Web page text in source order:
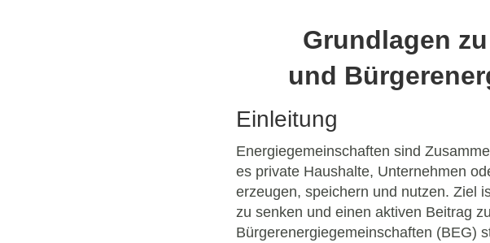
Grundlagen
und
Einleitung
Energiegemeinschaften sind
es private Haushalte, Unternehmen
erzeugen, speichern und nutzen. Ziel
zu senken und einen aktiven Beitrag
Bürgerenergiegemeinschaften (BEG)